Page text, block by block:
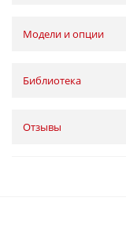
Модели и опции
Библиотека
Отзывы